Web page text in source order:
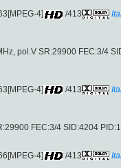
4] /413
pol.V SR:29900 FEC:3/4
4] /413
FEC:3/4 SID:4204
4] /413